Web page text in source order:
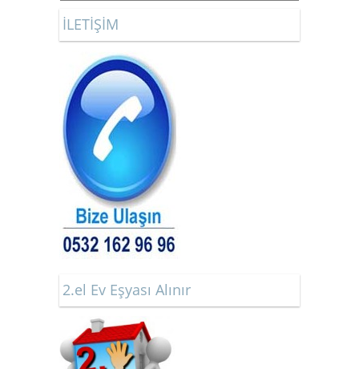
İLETİŞİM
2.el Ev Eşyası Alınır